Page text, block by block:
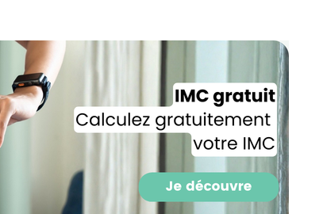
Recevez
recettes inédites de
Ainsi que la newsletter
CROQ.